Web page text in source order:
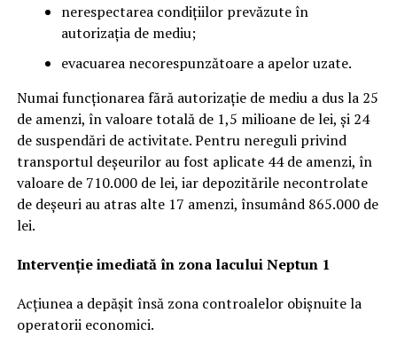
nerespectarea condițiilor prevăzute în
autorizația de mediu;
evacuarea necorespunzătoare a apelor uzate.
Numai funcționarea fără autorizație de mediu a dus la 25
de amenzi, în valoare totală de 1,5 milioane de lei, și 24
de suspendări de activitate. Pentru nereguli privind
transportul deșeurilor au fost aplicate 44 de amenzi, în
valoare de 710.000 de lei, iar depozitările necontrolate
de deșeuri au atras alte 17 amenzi, însumând 865.000 de
lei.
Intervenție imediată în zona lacului Neptun 1
Acțiunea a depășit însă zona controalelor obișnuite la
operatorii economici.